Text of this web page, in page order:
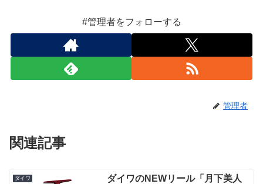
#管理者をフォローする
管理者
関連記事
ダイワ
ダイワのNEWリール「月下美人